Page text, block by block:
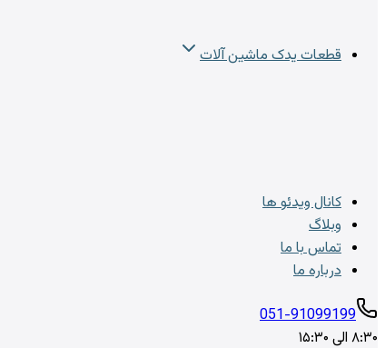
قطعات یدک ماشین آلات
کانال ویدئو ها
وبلاگ
تماس با ما
درباره ما
051-91099199
۸:۳۰ الی ۱۵:۳۰